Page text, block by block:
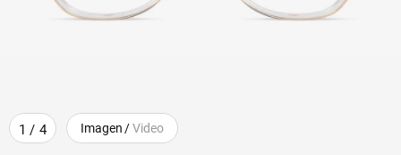
1 / 4 Imagen /Video